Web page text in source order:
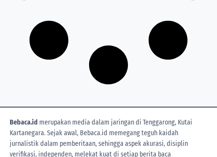
Bebaca.id merupakan media dalam jaringan di Tenggarong, Kutai
Kartanegara. Sejak awal, Bebaca.id memegang teguh kaidah
jurnalistik dalam pemberitaan, sehingga aspek akurasi, disiplin
verifikasi, independen, melekat kuat di setiap berita baca